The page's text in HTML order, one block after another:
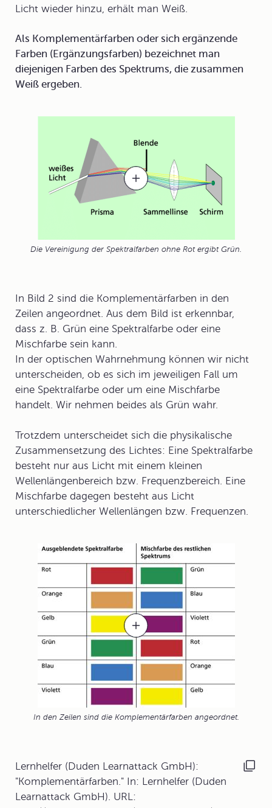
Licht wieder hinzu, erhält man Weiß.
Als Komplementärfarben oder sich ergänzende
Farben (Ergänzungsfarben) bezeichnet man
diejenigen Farben des Spektrums, die zusammen
Weiß ergeben.
Die Vereinigung der Spektralfarben ohne Rot ergibt Grün.
In Bild 2 sind die Komplementärfarben in den
Zeilen angeordnet. Aus dem Bild ist erkennbar,
dass z. B. Grün eine Spektralfarbe oder eine
Mischfarbe sein kann.
In der optischen Wahrnehmung können wir nicht
unterscheiden, ob es sich im jeweiligen Fall um
eine Spektralfarbe oder um eine Mischfarbe
handelt. Wir nehmen beides als Grün wahr.
Trotzdem unterscheidet sich die physikalische
Zusammensetzung des Lichtes: Eine Spektralfarbe
besteht nur aus Licht mit einem kleinen
Wellenlängenbereich bzw. Frequenzbereich. Eine
Mischfarbe dagegen besteht aus Licht
unterschiedlicher Wellenlängen bzw. Frequenzen.
In den Zeilen sind die Komplementärfarben angeordnet.
Lernhelfer (Duden Learnattack GmbH):
"Komplementärfarben." In: Lernhelfer (Duden
Learnattack GmbH). URL: